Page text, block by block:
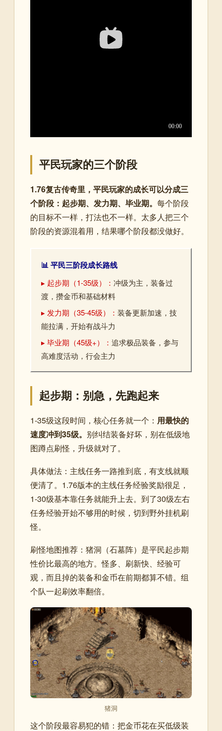
平民玩家的三个阶段
1.76复古传奇里，平民玩家的成长可以分成三
个阶段：起步期、发力期、毕业期。 每个阶段
的目标不一样，打法也不一样。太多人把三个
阶段的资源混着用，结果哪个阶段都没做好。
📊 平民三阶段成长路线
▸ 起步期（1-35级）： 冲级为主，装备过
渡，攒金币和基础材料
▸ 发力期（35-45级）： 装备更新加速，技
能拉满，开始有战斗力
▸ 毕业期（45级+）： 追求极品装备，参与
高难度活动，行会主力
起步期：别急，先跑起来
1-35级这段时间，核心任务就一个： 用最快的
速度冲到35级。 别纠结装备好坏，别在低级地
图蹲点刷怪，升级就对了。
具体做法：主线任务一路推到底，有支线就顺
便清了。1.76版本的主线任务经验奖励很足，
1-30级基本靠任务就能升上去。到了30级左右
任务经验开始不够用的时候，切到野外挂机刷
怪。
刷怪地图推荐：猪洞（石墓阵）是平民起步期
性价比最高的地方。怪多、刷新快、经验可
观，而且掉的装备和金币在前期都算不错。组
个队一起刷效率翻倍。
猪洞
这个阶段最容易犯的错：把金币花在买低级装